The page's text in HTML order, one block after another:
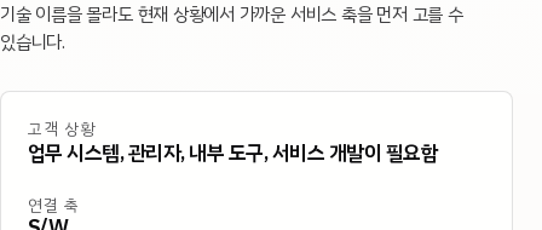
기술 이름을 몰라도 현재 상황에서 가까운 서비스 축을 먼저 고를 수
있습니다.
고객 상황
업무 시스템, 관리자, 내부 도구, 서비스 개발이 필요함
연결 축